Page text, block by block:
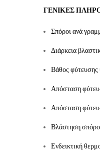
ΓΕΝΙΚΈΣ
Σπόροι ανά
Διάρκεια
Βάθος
Απόσταση
Απόσταση
Βλάστηση
Ενδεικτική